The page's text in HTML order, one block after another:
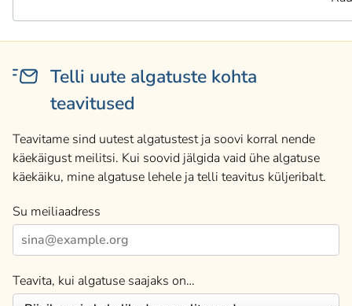
Telli uute algatuste kohta
teavitused
Teavitame sind uutest algatustest ja soovi korral nende
käekäigust meilitsi. Kui soovid jälgida vaid ühe algatuse
käekäiku, mine algatuse lehele ja telli teavitus küljeribalt.
Su meiliaadress
Teavita, kui algatuse saajaks on…